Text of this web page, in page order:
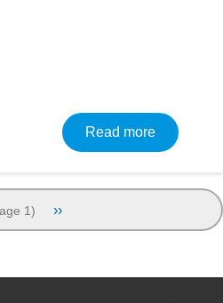
Read moreabout
1) Next page
››
des analyses